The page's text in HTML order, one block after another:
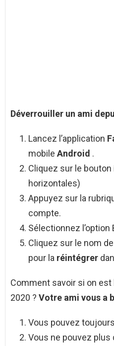
Déverrouiller un ami
Lancez l’application
mobile Android .
Cliquez sur le
horizontales)
Appuyez sur la
compte.
Sélectionnez l’option
Cliquez sur le nom
pour la réintégrer
Comment savoir si on est
2020 ? Votre ami vous a
Vous pouvez
Vous ne pouvez